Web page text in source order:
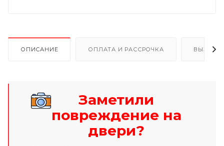
ОПИСАНИЕ ОПЛАТА И РАССРОЧКА ВЫЗОВ
Заметили
повреждение на
двери?